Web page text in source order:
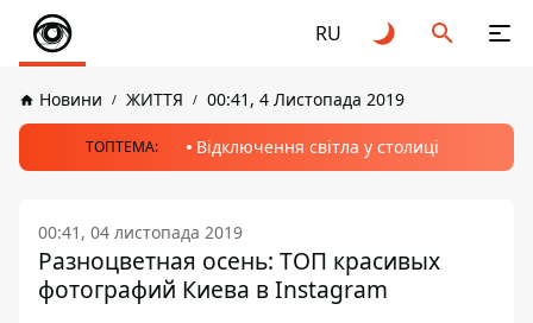
RU
Новини ЖИТТЯ 00:41, 4 Листопада 2019
ТОПТЕМА: Відключення світла у столиці
00:41, 04 листопада 2019
Разноцветная осень: ТОП красивых
фотографий Киева в Instagram